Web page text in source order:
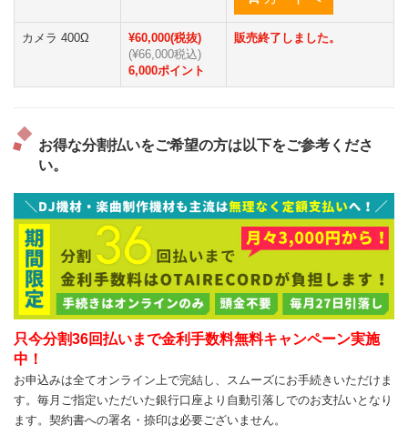
カメラ 400Ω
¥60,000(税抜)
(¥66,000税込)
6,000ポイント
販売終了しました。
お得な分割払いをご希望の方は以下をご参考くださ
い。
只今分割36回払いまで金利手数料無料キャンペーン実施
中！
お申込みは全てオンライン上で完結し、スムーズにお手続きいただけま
す。毎月ご指定いただいた銀行口座より自動引落しでのお支払いとなり
ます。契約書への署名・捺印は必要ございません。